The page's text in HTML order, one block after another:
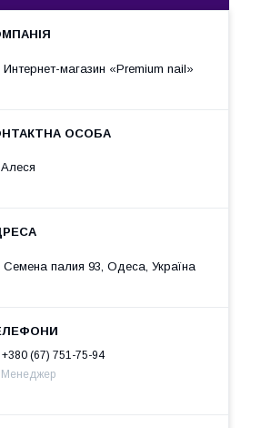
Интернет-магазин «Premium nail»
Алеся
Семена палия 93, Одеса, Україна
+380 (67) 751-75-94
Менеджер